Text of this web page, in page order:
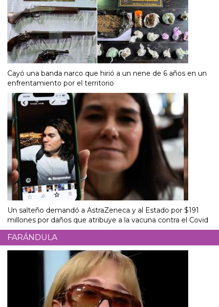
Cayó una banda narco que hirió a un nene de 6 años en un
enfrentamiento por el territorio
Un salteño demandó a AstraZeneca y al Estado por $191
millones por daños que atribuye a la vacuna contra el Covid
FARÁNDULA